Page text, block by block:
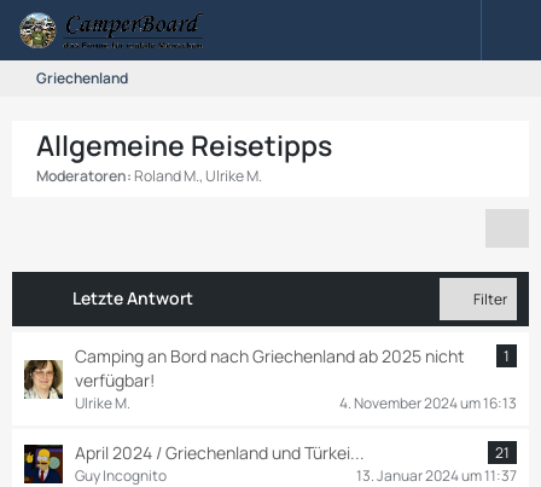
Griechenland
Allgemeine Reisetipps
Moderatoren: Roland M., Ulrike M.
Letzte Antwort Filter
Camping an Bord nach Griechenland ab 2025 nicht
verfügbar!
1
Ulrike M. 4. November 2024 um 16:13
April 2024 / Griechenland und Türkei...
21
Guy Incognito
13. Januar 2024 um 11:37